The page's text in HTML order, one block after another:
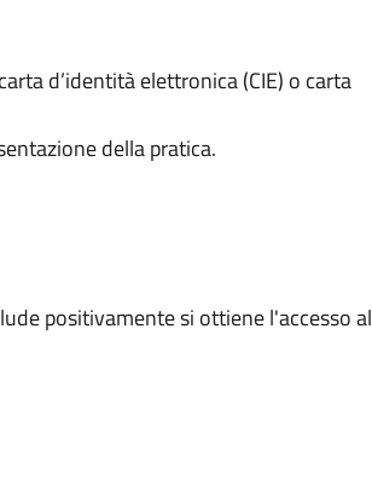
d’identità elettronica (CIE) o carta
della pratica.
positivamente si ottiene l'accesso al